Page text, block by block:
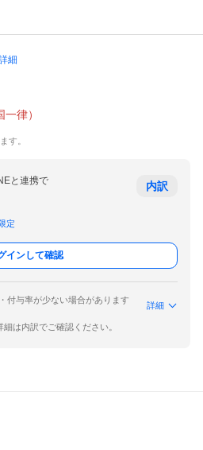
細
一律）
す。
と連携で
定
内訳
インして確認
付与率が少ない場合があります
詳細
は内訳でご確認ください。